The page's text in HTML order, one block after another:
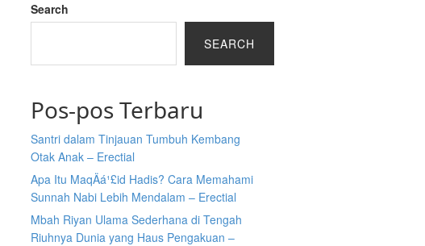
Search
SEARCH
Pos-pos Terbaru
Santri dalam Tinjauan Tumbuh Kembang
Otak Anak – Erectial
Apa Itu MaqÄá¹£id Hadis? Cara Memahami
Sunnah Nabi Lebih Mendalam – Erectial
Mbah Riyan Ulama Sederhana di Tengah
Riuhnya Dunia yang Haus Pengakuan –